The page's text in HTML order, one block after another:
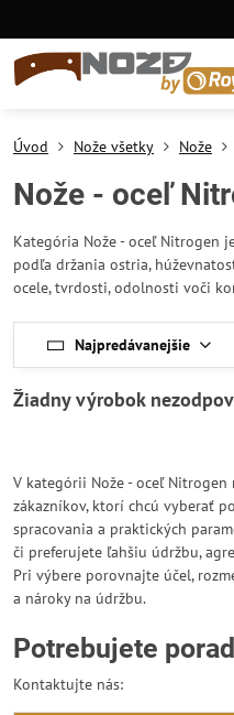
Úvod Nože všetky Nože
Nože - oceľ
Kategória Nože - oceľ Nitrogen
podľa držania ostria,
ocele, tvrdosti, odolnosti voči
Najpredávanejšie
V kategórii Nože - oceľ
zákazníkov, ktorí chcú vyberať
spracovania a praktických
či preferujete ľahšiu údržbu,
Pri výbere porovnajte účel,
a nároky na údržbu.
Potrebujete
Kontaktujte nás: